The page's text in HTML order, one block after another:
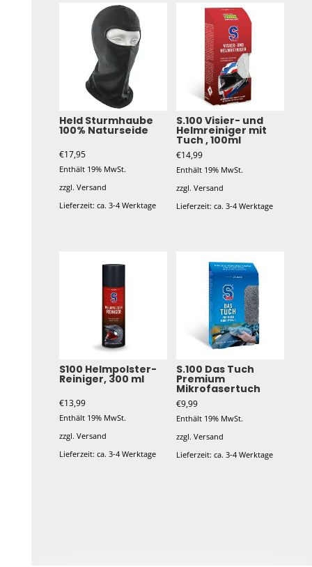
Held Sturmhaube
100% Naturseide
€17,95
Enthält 19% MwSt.
zzgl.Versand
Lieferzeit: ca. 3-4 Werktage
S.100 Visier- und
Helmreiniger mit
Tuch , 100ml
€14,99
Enthält 19% MwSt.
zzgl. Versand
Lieferzeit: ca. 3-4 Werktage
S100 Helmpolster-
Reiniger, 300 ml
€13,99
Enthält 19% MwSt.
zzgl.Versand
Lieferzeit: ca. 3-4 Werktage
S.100 Das Tuch
Premium
Mikrofasertuch
€9,99
Enthält 19% MwSt.
zzgl. Versand
Lieferzeit: ca. 3-4 Werktage